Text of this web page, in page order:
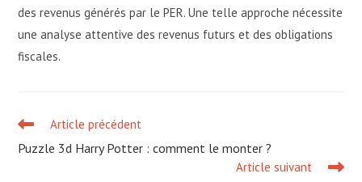
des revenus générés par le PER. Une telle approche nécessite
une analyse attentive des revenus futurs et des obligations
fiscales.
Read
articles
Article précédent
Puzzle 3d Harry Potter : comment le monter ?
Article suivant